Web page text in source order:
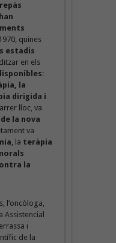
repàs
quines
estadis
en els
:
la
dirigida i
lloc, va
la nova
va
, la teràpia
la
l’oncòloga,
Assistencial
i
de la